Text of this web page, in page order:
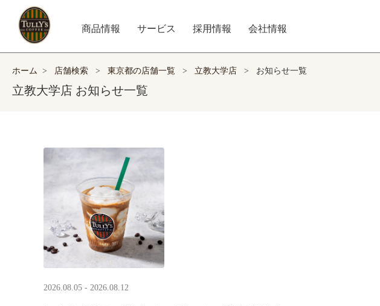
商品情報 サービス 採用情報 会社情報
ホーム > 店舗検索 > 東京都の店舗一覧 > 立教大学店 > お知らせ一覧
立教大学店 お知らせ一覧
2026.08.05 - 2026.08.12